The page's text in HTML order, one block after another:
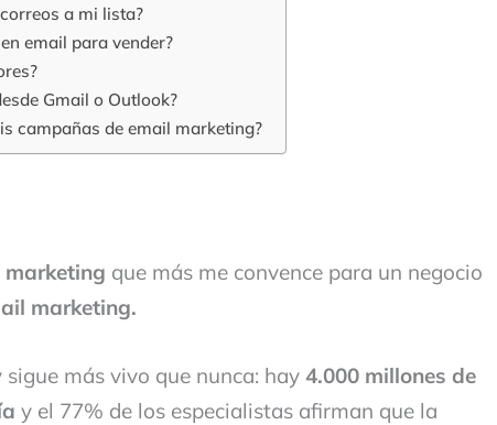
a mi lista?
email para vender?
Gmail o Outlook?
campañas de email marketing?
marketing que más me convence para un negocio
marketing.
más vivo que nunca: hay 4.000 millones de
y el 77% de los especialistas afirman que la